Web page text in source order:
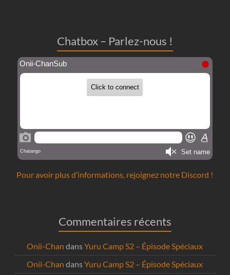
Chatbox – Parlez-nous !
Pour avoir plus d’informations, rejoignez notre Discord !
Commentaires récents
Onii-Chan dansYuru Camp S2 – Épisode Spéciaux
Onii-Chan dansYuru Camp S2 – Épisode Spéciaux